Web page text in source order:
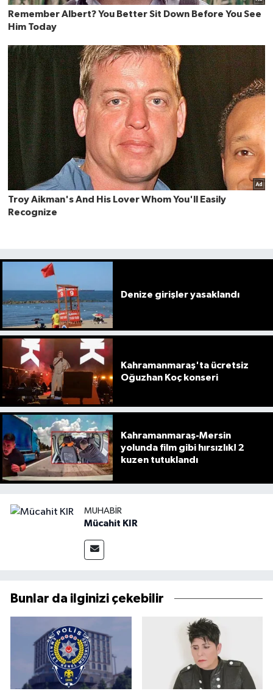
Denize girişler yasaklandı
Kahramanmaraş'ta ücretsiz
Oğuzhan Koç konseri
Kahramanmaraş-Mersin
yolunda film gibi hırsızlık! 2
kuzen tutuklandı
MUHABIR
Mücahit KIR
Bunlar da ilginizi çekebilir